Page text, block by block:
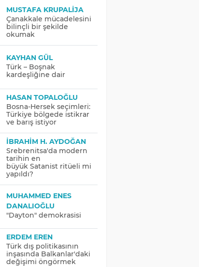
MUSTAFA KRUPALIJA
Çanakkale mücadelesini
bilinçli bir şekilde
okumak
KAYHAN GÜL
Türk – Boşnak
kardeşliğine dair
HASAN TOPALOĞLU
Bosna-Hersek seçimleri:
Türkiye bölgede istikrar
ve barış istiyor
İBRAHIM H. AYDOĞAN
Srebrenitsa'da modern
tarihin en
büyük Satanist ritüeli mi
yapıldı?
MUHAMMED ENES
DANALIOĞLU
"Dayton" demokrasisi
ERDEM EREN
Türk dış politikasının
inşasında Balkanlar'daki
değişimi öngörmek